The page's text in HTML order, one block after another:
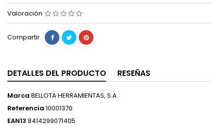
Valoración
Compartir
DETALLES DEL PRODUCTO RESEÑAS
Marca BELLOTA HERRAMIENTAS, S.A.
Referencia 10001370
EAN13 8414299071405